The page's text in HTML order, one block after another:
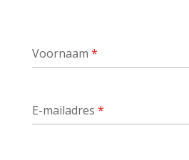
Voornaam *
E-mailadres *